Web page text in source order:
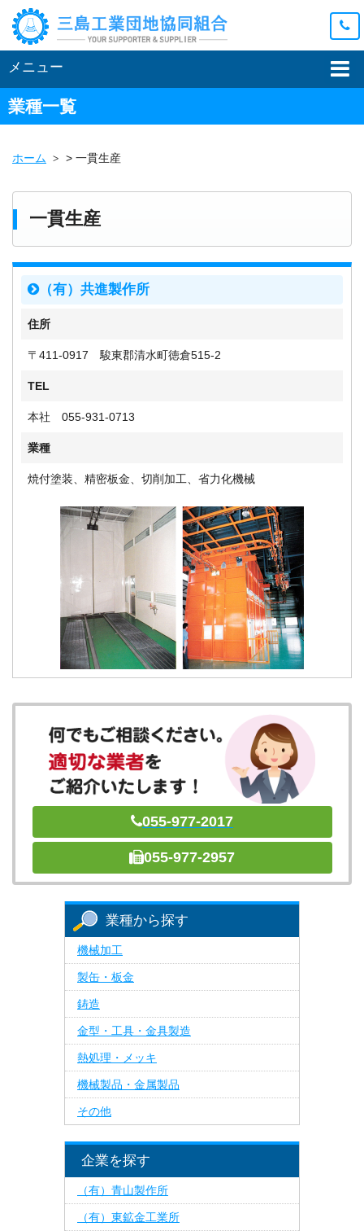
メニュー
業種一覧
ホーム > 一貫生産
一貫生産
（有）共進製作所
住所
〒411-0917 駿東郡清水町徳倉515-2
TEL
本社 055-931-0713
業種
焼付塗装、精密板金、切削加工、省力化機械
055-977-2017
055-977-2957
業種から探す
機械加工
製缶・板金
鋳造
金型・工具・金具製造
熱処理・メッキ
機械製品・金属製品
その他
企業を探す
（有）青山製作所
（有）東鉱金工業所